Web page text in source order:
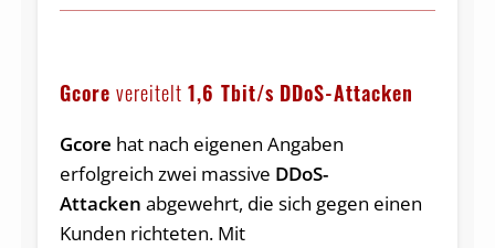
Gcore vereitelt 1,6 Tbit/s DDoS-Attacken
Gcore hat nach eigenen Angaben
erfolgreich zwei massive DDoS-
Attacken abgewehrt, die sich gegen einen
Kunden richteten. Mit